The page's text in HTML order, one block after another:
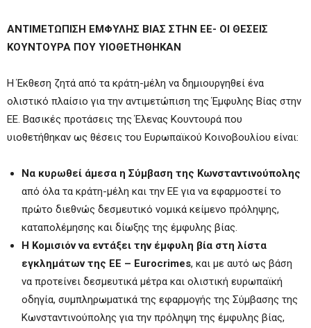
ΑΝΤΙΜΕΤΩΠΙΣΗ ΕΜΦΥΛΗΣ ΒΙΑΣ ΣΤΗΝ ΕΕ- ΟΙ ΘΕΣΕΙΣ
ΚΟΥΝΤΟΥΡΑ ΠΟΥ ΥΙΟΘΕΤΗΘΗΚΑΝ
Η Έκθεση ζητά από τα κράτη-μέλη να δημιουργηθεί ένα
ολιστικό πλαίσιο για την αντιμετώπιση της Έμφυλης Βίας στην
ΕΕ. Βασικές προτάσεις της Έλενας Κουντουρά που
υιοθετήθηκαν ως θέσεις του Ευρωπαϊκού Κοινοβουλίου είναι:
Να κυρωθεί άμεσα η Σύμβαση της Κωνσταντινούπολης
από όλα τα κράτη-μέλη και την ΕΕ για να εφαρμοστεί το
πρώτο διεθνώς δεσμευτικό νομικά κείμενο πρόληψης,
καταπολέμησης και δίωξης της έμφυλης βίας.
Η Κομισιόν να εντάξει την έμφυλη βία στη λίστα
εγκλημάτων της ΕΕ – Eurocrimes, και με αυτό ως βάση
να προτείνει δεσμευτικά μέτρα και ολιστική ευρωπαϊκή
οδηγία, συμπληρωματικά της εφαρμογής της Σύμβασης της
Κωνσταντινούπολης για την πρόληψη της έμφυλης βίας,